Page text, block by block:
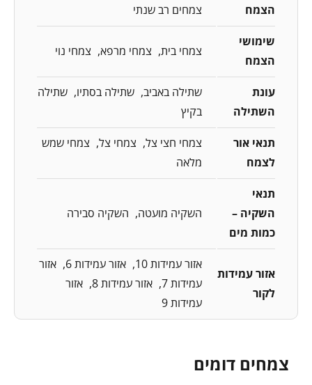
הצמח צמחים רב שנתי
שימושי
הצמח
צמחי בית צמחי מרפא צמחי נוי
עונת
השתילה
שתילה באביב שתילה בסתיו
שתילה
בקיץ
תנאי אור
לצמח
צמחי חצי צל צמחי צל
צמחי שמש
מלאה
תנאי
השקיה –
כמות מים
השקיה מועטה השקיה סבירה
אזור עמידות
לקור
אזור עמידות 10 אזור עמידות 6
אזור
עמידות 7
אזור עמידות 8
אזור
עמידות 9
צמחים דומים